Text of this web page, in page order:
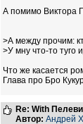
А помимо Виктора
>А между прочим:
>У мну что-то туго
Что же касается
Глава про Бро
Re: With
Автор: Андрей